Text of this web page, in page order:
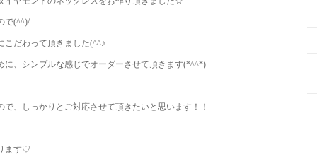
で(^^)/
こだわって頂きました(^^♪
に、シンプルな感じでオーダーさせて頂きます(*^^*)
、しっかりとご対応させて頂きたいと思います！！
ます♡